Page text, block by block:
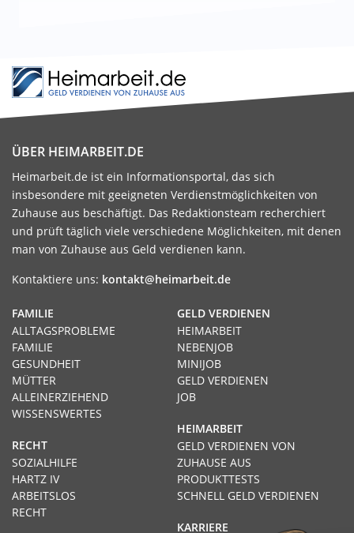
ÜBER HEIMARBEIT.DE
Heimarbeit.de ist ein Informationsportal, das sich
insbesondere mit geeigneten Verdienstmöglichkeiten von
Zuhause aus beschäftigt. Das Redaktionsteam recherchiert
und prüft täglich viele verschiedene Möglichkeiten, mit denen
man von Zuhause aus Geld verdienen kann.
Kontaktiere uns: kontakt@heimarbeit.de
GELD VERDIENEN
HEIMARBEIT
NEBENJOB
MINIJOB
GELD VERDIENEN
JOB
HEIMARBEIT
GELD VERDIENEN VON
ZUHAUSE AUS
PRODUKTTESTS
SCHNELL GELD VERDIENEN
KARRIERE
FAMILIE
ALLTAGSPROBLEME
FAMILIE
GESUNDHEIT
MÜTTER
ALLEINERZIEHEND
WISSENSWERTES
RECHT
SOZIALHILFE
HARTZ IV
ARBEITSLOS
RECHT